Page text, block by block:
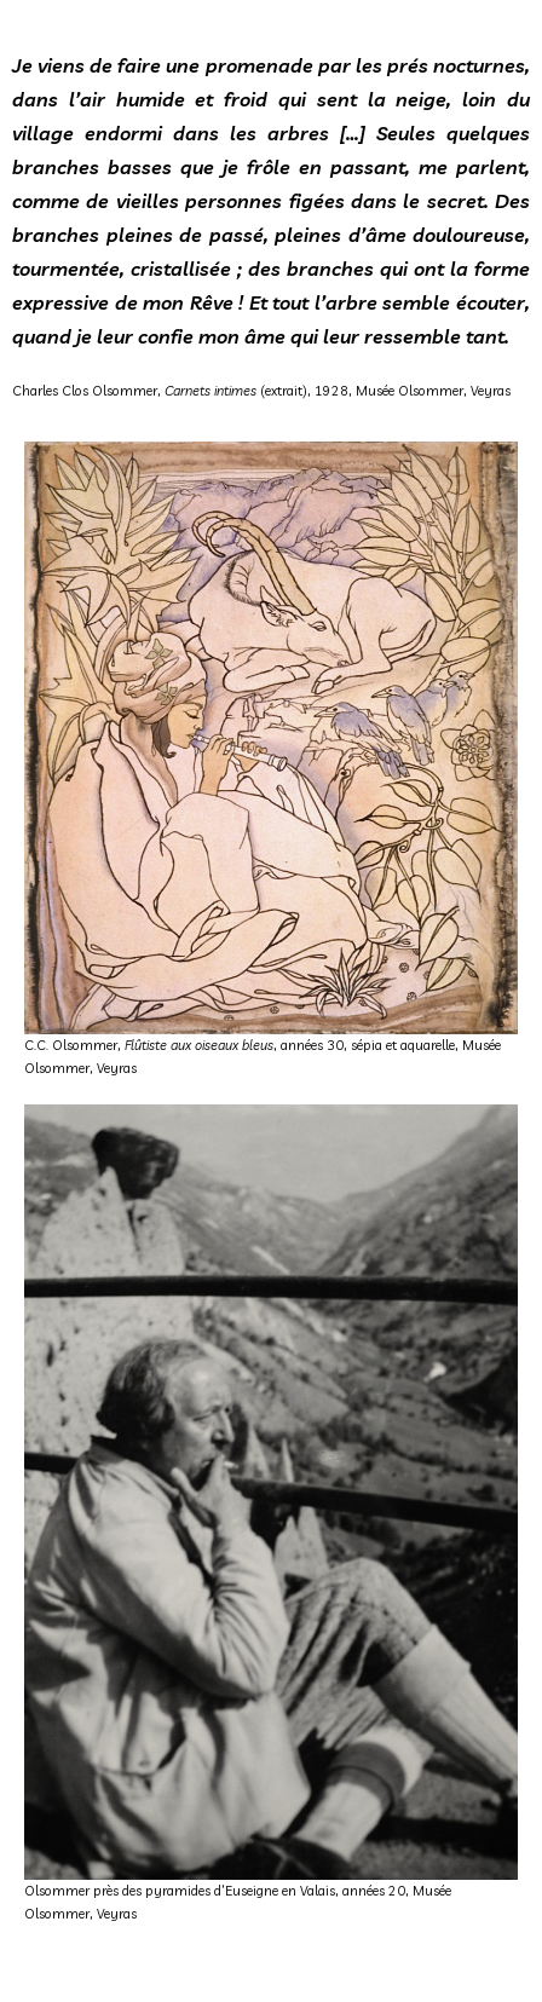
Je viens de faire une promenade par les prés nocturnes,
dans l’air humide et froid qui sent la neige, loin du
village endormi dans les arbres […] Seules quelques
branches basses que je frôle en passant, me parlent,
comme de vieilles personnes figées dans le secret. Des
branches pleines de passé, pleines d’âme douloureuse,
tourmentée, cristallisée ; des branches qui ont la forme
expressive de mon Rêve ! Et tout l’arbre semble écouter,
quand je leur confie mon âme qui leur ressemble tant.
Charles Clos Olsommer, Carnets intimes (extrait), 1928, Musée Olsommer, Veyras
C.C. Olsommer, Flûtiste aux oiseaux bleus, années 30, sépia et aquarelle, Musée
Olsommer, Veyras
Olsommer près des pyramides d’Euseigne en Valais, années 20, Musée
Olsommer, Veyras